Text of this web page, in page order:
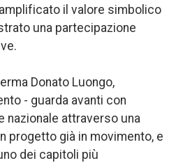
il valore simbolico
una partecipazione
Donato Luongo,
- guarda avanti con
nazionale attraverso una
progetto già in movimento, e
dei capitoli più